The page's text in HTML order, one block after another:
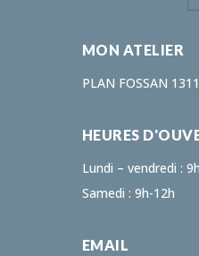
MON ATELIER
PLAN FOSSAN
HEURES
Lundi – vendredi :
Samedi : 9h-12h
EMAIL